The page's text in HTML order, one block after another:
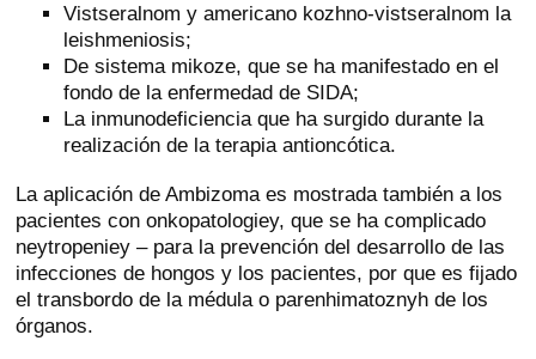
Vistseralnom y americano kozhno-vistseralnom la
leishmeniosis;
De sistema mikoze, que se ha manifestado en el
fondo de la enfermedad de SIDA;
La inmunodeficiencia que ha surgido durante la
realización de la terapia antioncótica.
La aplicación de Ambizoma es mostrada también a los
pacientes con onkopatologiey, que se ha complicado
neytropeniey – para la prevención del desarrollo de las
infecciones de hongos y los pacientes, por que es fijado
el transbordo de la médula o parenhimatoznyh de los
órganos.